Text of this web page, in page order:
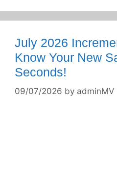
July 2026
Know Your New
Seconds!
09/07/2026 by adminMV